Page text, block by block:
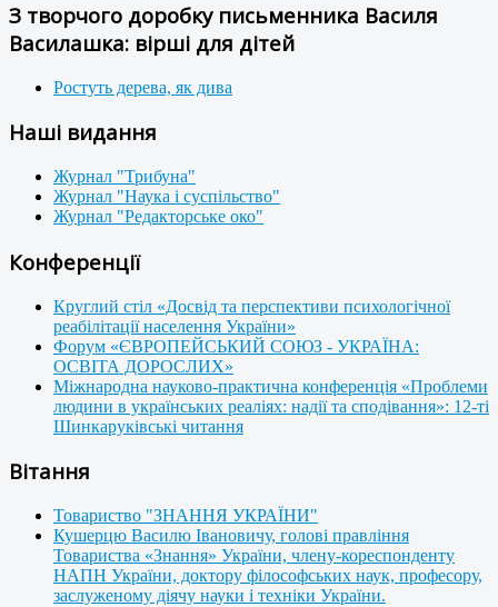
З творчого доробку письменника Василя
Василашка: вірші для дітей
Ростуть дерева, як дива
Наші видання
Журнал "Трибуна"
Журнал "Наука і суспільство"
Журнал "Редакторське око"
Конференції
Круглий стіл «Досвід та перспективи психологічної
реабілітації населення України»
Форум «ЄВРОПЕЙСЬКИЙ СОЮЗ - УКРАЇНА:
ОСВІТА ДОРОСЛИХ»
Міжнародна науково-практична конференція «Проблеми
людини в українських реаліях: надії та сподівання»: 12-ті
Шинкаруківські читання
Вітання
Товариство "ЗНАННЯ УКРАЇНИ"
Кушерцю Василю Івановичу, голові правління
Товариства «Знання» України, члену-кореспонденту
НАПН України, доктору філософських наук, професору,
заслуженому діячу науки і техніки України.